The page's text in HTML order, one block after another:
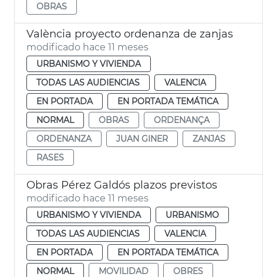
OBRAS
València proyecto ordenanza de zanjas
modificado hace 11 meses
URBANISMO Y VIVIENDA
TODAS LAS AUDIENCIAS
VALENCIA
EN PORTADA
EN PORTADA TEMÁTICA
NORMAL
OBRAS
ORDENANÇA
ORDENANZA
JUAN GINER
ZANJAS
RASES
Obras Pérez Galdós plazos previstos
modificado hace 11 meses
URBANISMO Y VIVIENDA
URBANISMO
TODAS LAS AUDIENCIAS
VALENCIA
EN PORTADA
EN PORTADA TEMÁTICA
NORMAL
MOVILIDAD
OBRES